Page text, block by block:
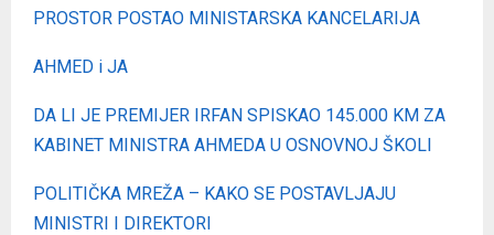
PROSTOR POSTAO MINISTARSKA KANCELARIJA
AHMED i JA
DA LI JE PREMIJER IRFAN SPISKAO 145.000 KM ZA
KABINET MINISTRA AHMEDA U OSNOVNOJ ŠKOLI
POLITIČKA MREŽA – KAKO SE POSTAVLJAJU
MINISTRI I DIREKTORI